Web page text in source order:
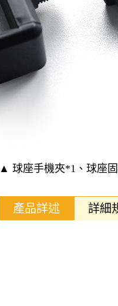
▲ 球座手機夾*1、球座
產品詳述 詳細